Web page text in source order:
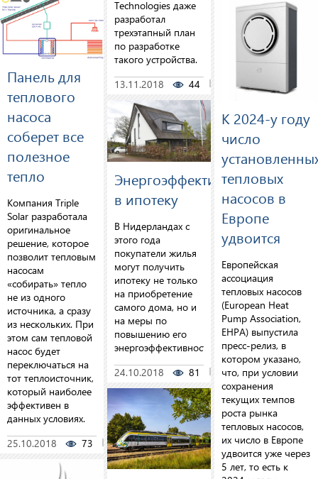
Панель для
теплового
насоса
соберет все
полезное
тепло
Компания Triple
Solar разработала
оригинальное
решение, которое
позволит тепловым
насосам
«собирать» тепло
не из одного
источника, а сразу
из нескольких. При
этом сам тепловой
насос будет
переключаться на
тот теплоисточник,
который наиболее
эффективен в
данных условиях.
25.10.2018
73 0
Technologies даже
разработал
трехэтапный план
по разработке
такого устройства.
13.11.2018
44
Энергоэффективность
в ипотеку
В Нидерландах с
этого года
покупатели жилья
могут получить
ипотеку не только
на приобретение
самого дома, но и
на меры по
повышению его
энергоэффективности.
24.10.2018
81 0
К 2024-у году
число
тепловых
насосов в
Европе
удвоится
Европейская
ассоциация
тепловых насосов
(European Heat
Pump Association,
EHPA) выпустила
пресс-релиз, в
котором указано,
что, при условии
сохранения
текущих темпов
роста рынка
тепловых насосов,
их число в Европе
удвоится уже через
5 лет, то есть к